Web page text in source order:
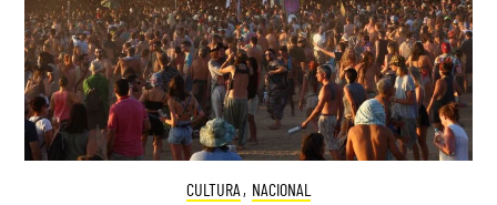
CULTURA , NACIONAL